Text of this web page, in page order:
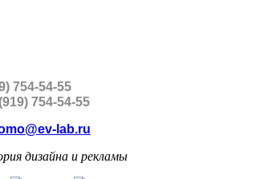
754-54-55
754-54-55
lab.ru